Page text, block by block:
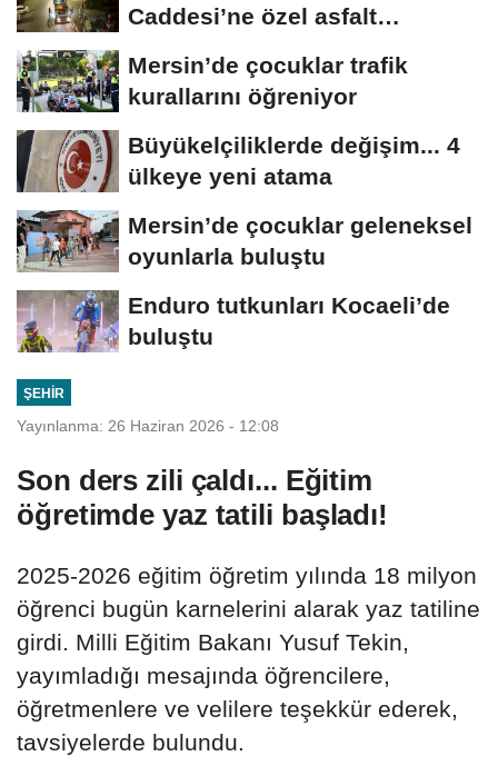
Caddesi’ne özel asfalt
Mersin’de çocuklar trafik
kurallarını öğreniyor
Büyükelçiliklerde değişim... 4
ülkeye yeni atama
Mersin’de çocuklar geleneksel
oyunlarla buluştu
Enduro tutkunları Kocaeli’de
buluştu
ŞEHIR
Yayınlanma: 26 Haziran 2026 - 12:08
Son ders zili çaldı... Eğitim
öğretimde yaz tatili başladı!
2025-2026 eğitim öğretim yılında 18 milyon
öğrenci bugün karnelerini alarak yaz tatiline
girdi. Milli Eğitim Bakanı Yusuf Tekin,
yayımladığı mesajında öğrencilere,
öğretmenlere ve velilere teşekkür ederek,
tavsiyelerde bulundu.